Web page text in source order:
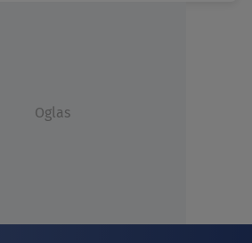
Oglas